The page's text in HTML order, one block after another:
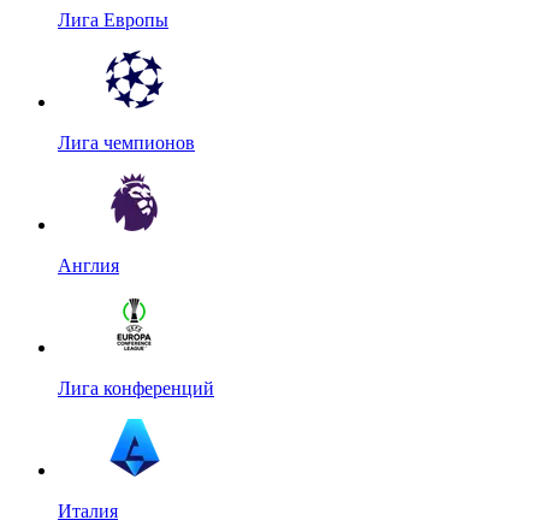
Лига Европы
Лига чемпионов
Англия
Лига конференций
Италия